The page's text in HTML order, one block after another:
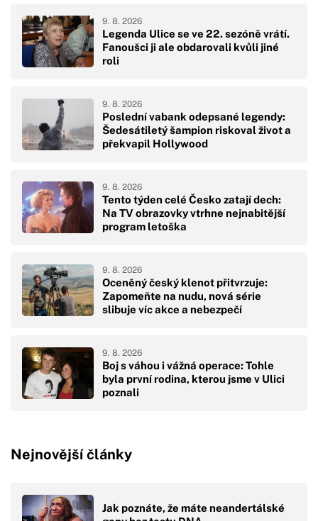
Legenda Ulice se ve 22. sezóně vrátí.
Fanoušci ji ale obdarovali kvůli jiné
roli
9. 8. 2026
Poslední vabank odepsané legendy:
Šedesátiletý šampion riskoval život a
překvapil Hollywood
9. 8. 2026
Tento týden celé Česko zatají dech:
Na TV obrazovky vtrhne nejnabitější
program letoška
9. 8. 2026
Oceněný český klenot přitvrzuje:
Zapomeňte na nudu, nová série
slibuje víc akce a nebezpečí
9. 8. 2026
Boj s váhou i vážná operace: Tohle
byla první rodina, kterou jsme v Ulici
poznali
9. 8. 2026
Nejnovější články
Jak poznáte, že máte neandertálské